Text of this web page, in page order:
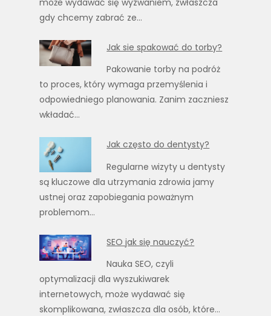
gdy chcemy zabrać ze…
Jak sie spakować do torby?
Pakowanie torby na podróż
to proces, który wymaga przemyślenia i
odpowiedniego planowania. Zanim zaczniesz
wkładać…
Jak często do dentysty?
Regularne wizyty u dentysty
są kluczowe dla utrzymania zdrowia jamy
ustnej oraz zapobiegania poważnym
problemom…
SEO jak się nauczyć?
Nauka SEO, czyli
optymalizacji dla wyszukiwarek
internetowych, może wydawać się
skomplikowana, zwłaszcza dla osób, które…